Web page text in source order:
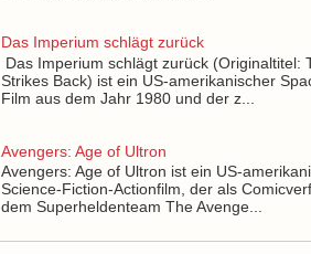
Das Imperium schlägt zurück
Das Imperium schlägt zurück (Originaltitel:
Strikes Back) ist ein US-amerikanischer
Film aus dem Jahr 1980 und der z...
Avengers: Age of Ultron
Avengers: Age of Ultron ist ein US-
Science-Fiction-Actionfilm, der als
dem Superheldenteam The Avenge...